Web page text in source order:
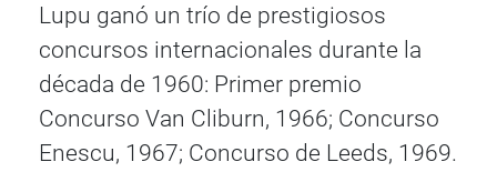
Lupu ganó un trío de prestigiosos
concursos internacionales durante la
década de 1960: Primer premio
Concurso Van Cliburn, 1966; Concurso
Enescu, 1967; Concurso de Leeds, 1969.